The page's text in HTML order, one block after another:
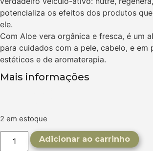
potencializa os efeitos dos produtos
ele.
Com Aloe vera orgânica e fresca, é um
para cuidados com a pele, cabelo, e em
estéticos e de aromaterapia.
Mais informações
2 em estoque
Adicionar ao carrinho